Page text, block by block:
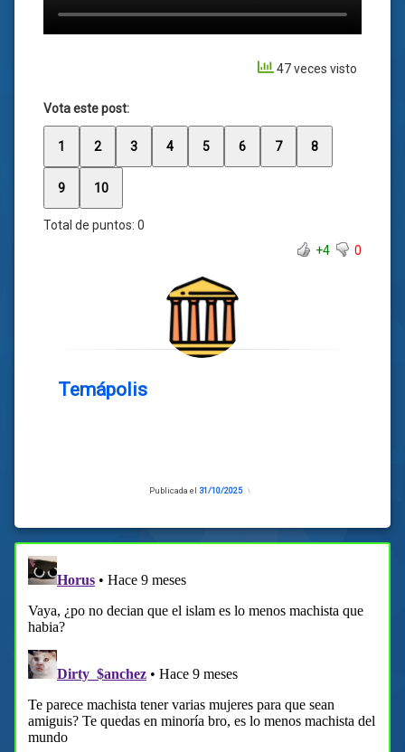
47 veces visto
Vota este post:
1 2 3 4 5 6 7 8
9 10
Total de puntos: 0
+4
0
Temápolis
Publicada el 31/10/2025